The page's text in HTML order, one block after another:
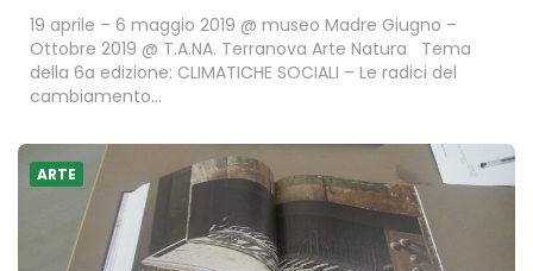
19 aprile – 6 maggio 2019 @ museo Madre Giugno –
Ottobre 2019 @ T.A.NA. Terranova Arte Natura Tema
della 6a edizione: CLIMATICHE SOCIALI – Le radici del
cambiamento…
ARTE